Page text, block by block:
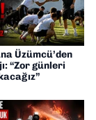
Üzümcü’den
“Zor günleri